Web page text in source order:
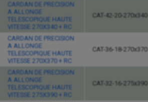
CARDAN DE PRECISION
A ALLONGE
TELESCOPIQUE HAUTE
VITESSE 270X340 + RC
CAT-42-20-270x340
CARDAN DE PRECISION
A ALLONGE
TELESCOPIQUE HAUTE
VITESSE 270X370 + RC
CAT-36-18-270x370
CARDAN DE PRECISION
A ALLONGE
TELESCOPIQUE HAUTE
VITESSE 275X390 + RC
CAT-32-16-275x390